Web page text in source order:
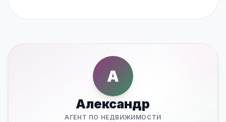
А
Александр
АГЕНТ ПО НЕДВИЖИМОСТИ